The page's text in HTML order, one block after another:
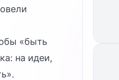
«быть
на идеи,